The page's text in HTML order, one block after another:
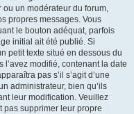
un modérateur du forum,
propres messages. Vous
le bouton adéquat, parfois
initial ait été publié. Si
petit texte situé en dessous du
modifié, contenant la date
pas s’il s’agit d’une
administrateur, bien qu’ils
leur modification. Veuillez
pas supprimer leur propre